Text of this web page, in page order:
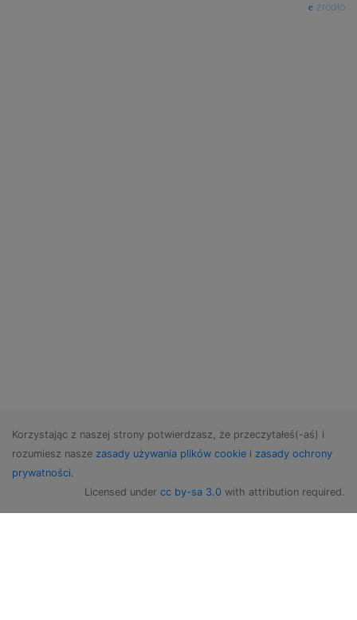
źródło
Korzystając z naszej strony potwierdzasz, że przeczytałeś(-aś) i
rozumiesz nasze zasady używania plików cookie i zasady ochrony
prywatności.
Licensed under cc by-sa 3.0 with attribution required.